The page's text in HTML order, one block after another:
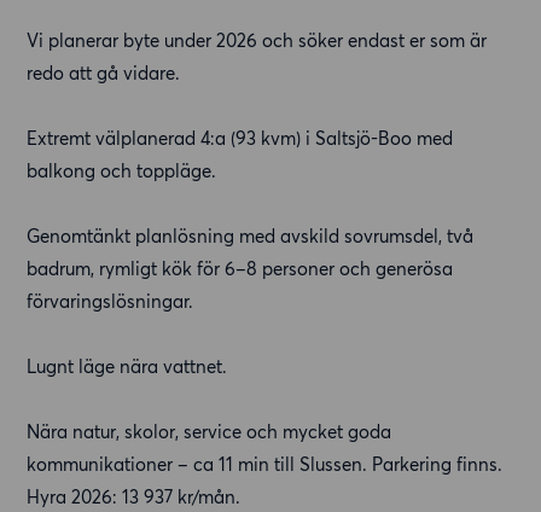
Vi planerar byte under 2026 och söker endast er som är
redo att gå vidare.
Extremt välplanerad 4:a (93 kvm) i Saltsjö-Boo med
balkong och toppläge.
Genomtänkt planlösning med avskild sovrumsdel, två
badrum, rymligt kök för 6–8 personer och generösa
förvaringslösningar.
Lugnt läge nära vattnet.
Nära natur, skolor, service och mycket goda
kommunikationer – ca 11 min till Slussen. Parkering finns.
Hyra 2026: 13 937 kr/mån.